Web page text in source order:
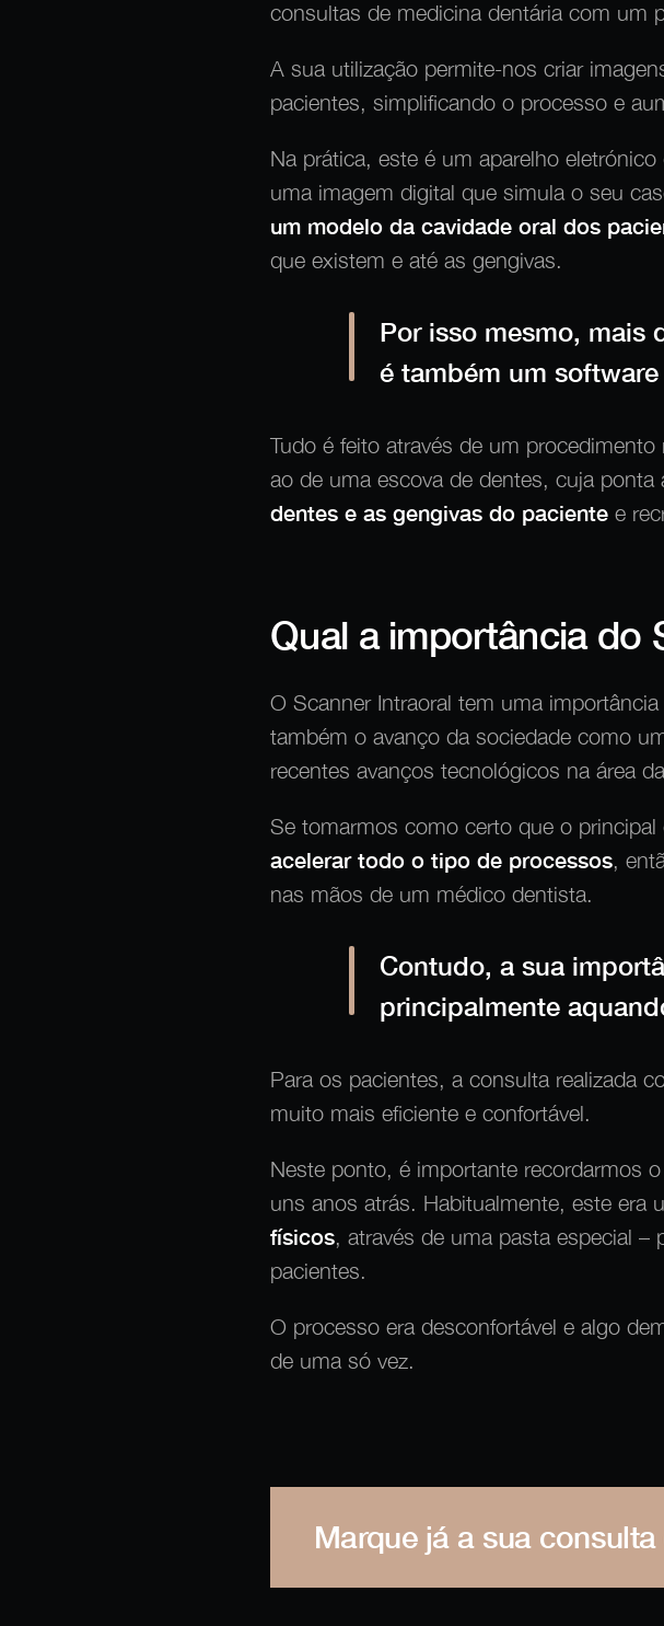
consultas de medicina dentária com um
A sua utilização permite-nos criar
pacientes, simplificando o processo e
Na prática, este é um aparelho
uma imagem digital que simula o seu
um modelo da cavidade oral dos
que existem e até as gengivas.
Por isso mesmo, mais
é também um
Tudo é feito através de um
ao de uma escova de dentes, cuja ponta
dentes e as gengivas do paciente e
Qual a importância do
O Scanner Intraoral tem uma
também o avanço da sociedade como
recentes avanços tecnológicos na área
Se tomarmos como certo que o
acelerar todo o tipo de processos,
nas mãos de um médico dentista.
Contudo, a sua
principalmente
Para os pacientes, a consulta realizada
muito mais eficiente e confortável.
Neste ponto, é importante recordarmos
uns anos atrás. Habitualmente, este era
físicos, através de uma pasta especial –
pacientes.
O processo era desconfortável e algo
de uma só vez.
Marque já a sua